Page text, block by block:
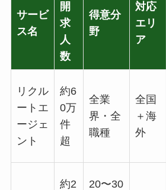
サービ
ス名
開
求
人
数
得意分
野
対応
エリ
ア
リクル
ートエ
ージェ
ント
約6
0万
件
超
全業
界・全
職種
全国
＋海
外
約2
20〜30